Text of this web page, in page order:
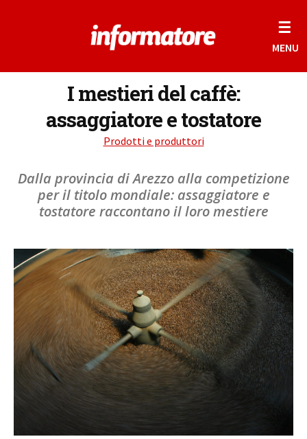
☰
MENU
I mestieri del caffè:
assaggiatore e tostatore
Prodotti e produttori
Dalla provincia di Arezzo alla competizione
per il titolo mondiale: assaggiatore e
tostatore raccontano il loro mestiere